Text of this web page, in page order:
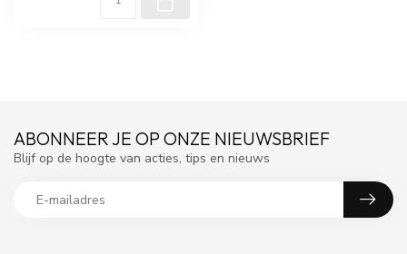
ABONNEER JE OP ONZE NIEUWSBRIEF
Blijf op de hoogte van acties, tips en nieuws